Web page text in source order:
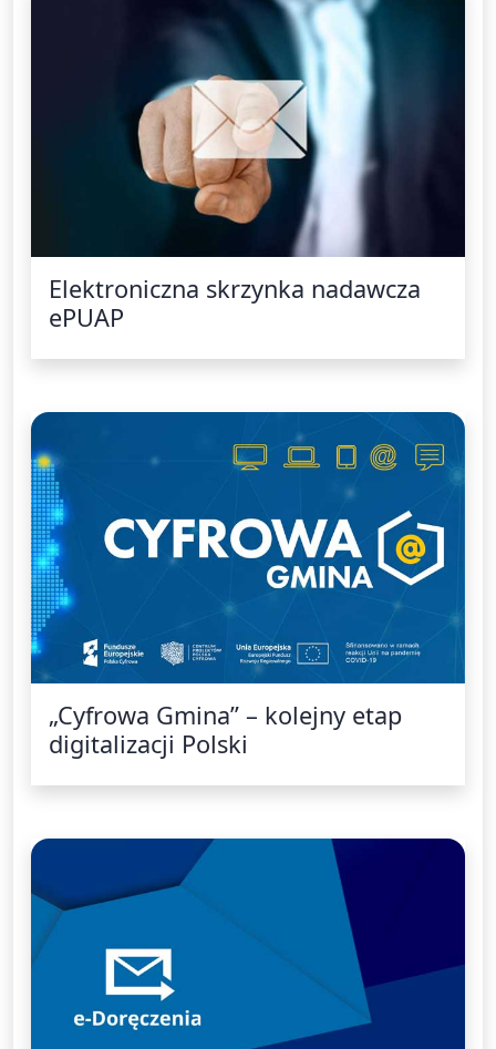
Elektroniczna skrzynka nadawcza
ePUAP
„Cyfrowa Gmina” – kolejny etap
digitalizacji Polski